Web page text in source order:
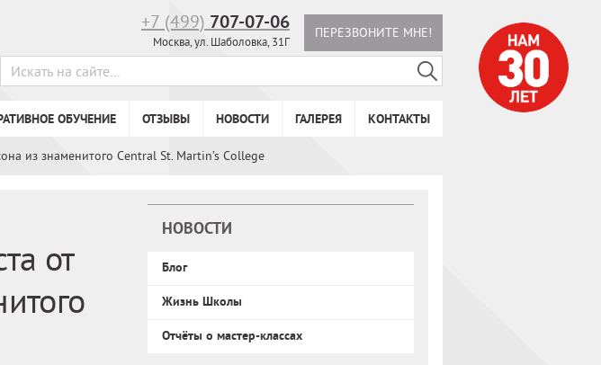
ПЕРЕЗВОНИТЕ МНЕ!
+7 (499) 707-07-06
Москва, ул. Шаболовка, 31Г
ОБУЧЕНИЕ ОТЗЫВЫ НОВОСТИ ГАЛЕРЕЯ КОНТАКТЫ
из знаменитого Central St. Martin’s College
от
НОВОСТИ
Блог
Жизнь Школы
Отчёты о мастер-классах